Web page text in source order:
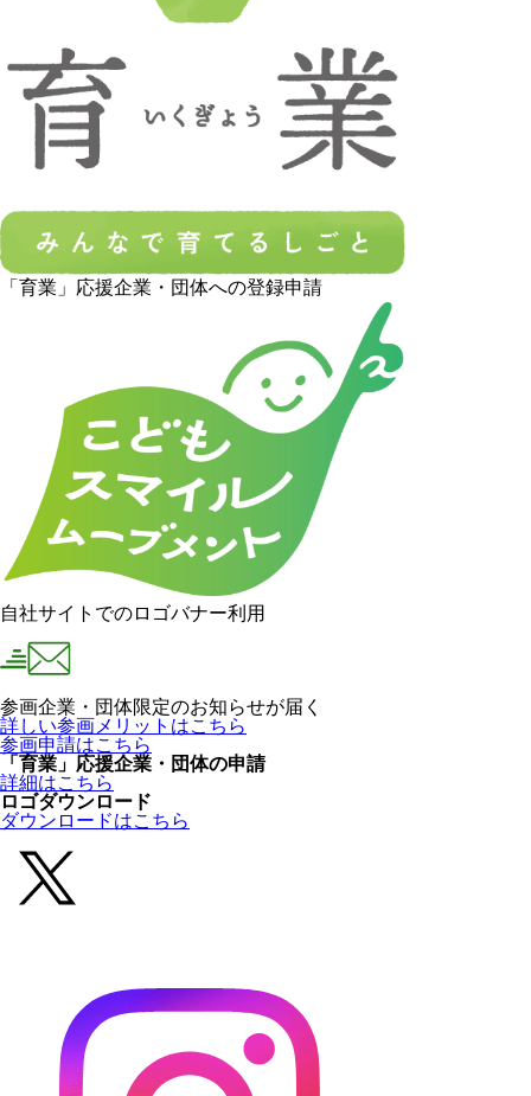
「育業」応援企業・団体への登録申請
自社サイトでのロゴバナー利用
参画企業・団体限定のお知らせが届く
詳しい参画メリットはこちら
参画申請はこちら
「育業」応援企業・団体の申請
詳細はこちら
ロゴダウンロード
ダウンロードはこちら